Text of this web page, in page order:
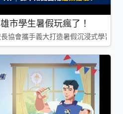
市學生暑假玩瘋了！
協會攜手義大打造暑假沉浸式學習基